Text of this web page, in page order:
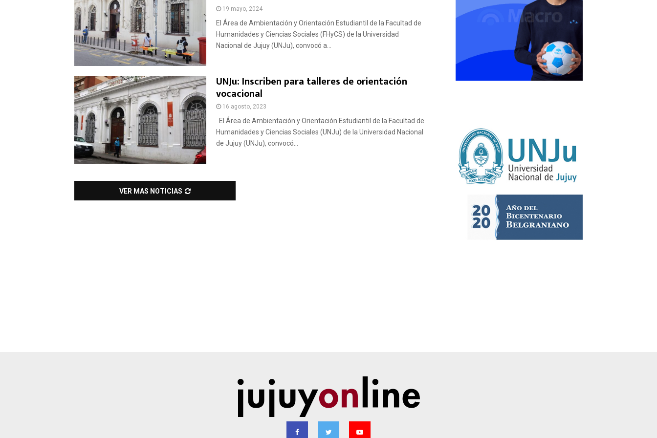
19 mayo, 2024
El Área de Ambientación y Orientación Estudiantil de la Facultad de
Humanidades y Ciencias Sociales (FHyCS) de la Universidad
Nacional de Jujuy (UNJu), convocó a...
UNJu: Inscriben para talleres de orientación
vocacional
16 agosto, 2023
El Área de Ambientación y Orientación Estudiantil de la Facultad de
Humanidades y Ciencias Sociales (UNJu) de la Universidad Nacional
de Jujuy (UNJu), convocó...
VER MAS NOTICIAS